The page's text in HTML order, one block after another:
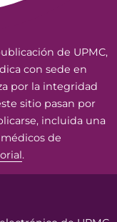
de UPMC,
con sede en
por la integridad
sitio pasan por
incluida una
de
.